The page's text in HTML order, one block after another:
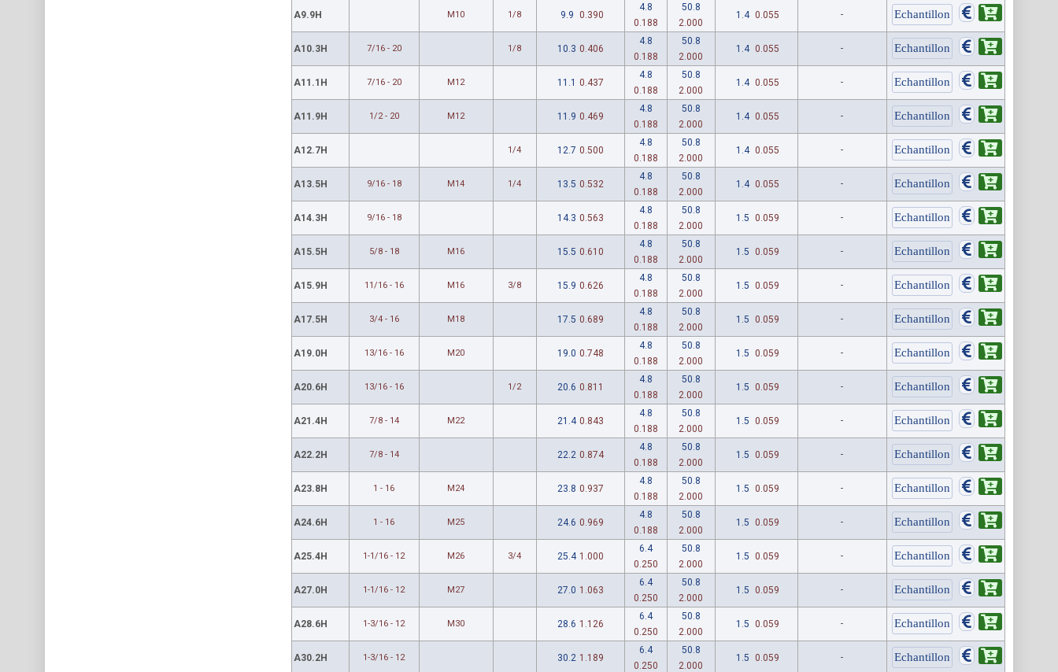
A9.9H M10 1/8 9.9 0.390
4.8
0.188
50.8
2.000
1.4 0.055 -
A10.3H 7/16 - 20 1/8 10.3 0.406
4.8
0.188
50.8
2.000
1.4 0.055 -
A11.1H 7/16 - 20 M12 11.1 0.437
4.8
0.188
50.8
2.000
1.4 0.055 -
A11.9H 1/2 - 20 M12 11.9 0.469
4.8
0.188
50.8
2.000
1.4 0.055 -
A12.7H 1/4 12.7 0.500
4.8
0.188
50.8
2.000
1.4 0.055 -
A13.5H 9/16 - 18 M14 1/4 13.5 0.532
4.8
0.188
50.8
2.000
1.4 0.055 -
A14.3H 9/16 - 18 14.3 0.563
4.8
0.188
50.8
2.000
1.5 0.059 -
A15.5H 5/8 - 18 M16 15.5 0.610
4.8
0.188
50.8
2.000
1.5 0.059 -
A15.9H 11/16 - 16 M16 3/8 15.9 0.626
4.8
0.188
50.8
2.000
1.5 0.059 -
A17.5H 3/4 - 16 M18 17.5 0.689
4.8
0.188
50.8
2.000
1.5 0.059 -
A19.0H 13/16 - 16 M20 19.0 0.748
4.8
0.188
50.8
2.000
1.5 0.059 -
A20.6H 13/16 - 16 1/2 20.6 0.811
4.8
0.188
50.8
2.000
1.5 0.059 -
A21.4H 7/8 - 14 M22 21.4 0.843
4.8
0.188
50.8
2.000
1.5 0.059 -
A22.2H 7/8 - 14 22.2 0.874
4.8
0.188
50.8
2.000
1.5 0.059 -
A23.8H 1 - 16 M24 23.8 0.937
4.8
0.188
50.8
2.000
1.5 0.059 -
A24.6H 1 - 16 M25 24.6 0.969
4.8
0.188
50.8
2.000
1.5 0.059 -
A25.4H 1-1/16 - 12 M26 3/4 25.4 1.000
6.4
0.250
50.8
2.000
1.5 0.059 -
A27.0H 1-1/16 - 12 M27 27.0 1.063
6.4
0.250
50.8
2.000
1.5 0.059 -
A28.6H 1-3/16 - 12 M30 28.6 1.126
6.4
0.250
50.8
2.000
1.5 0.059 -
A30.2H 1-3/16 - 12 30.2 1.189
6.4
0.250
50.8
2.000
1.5 0.059 -